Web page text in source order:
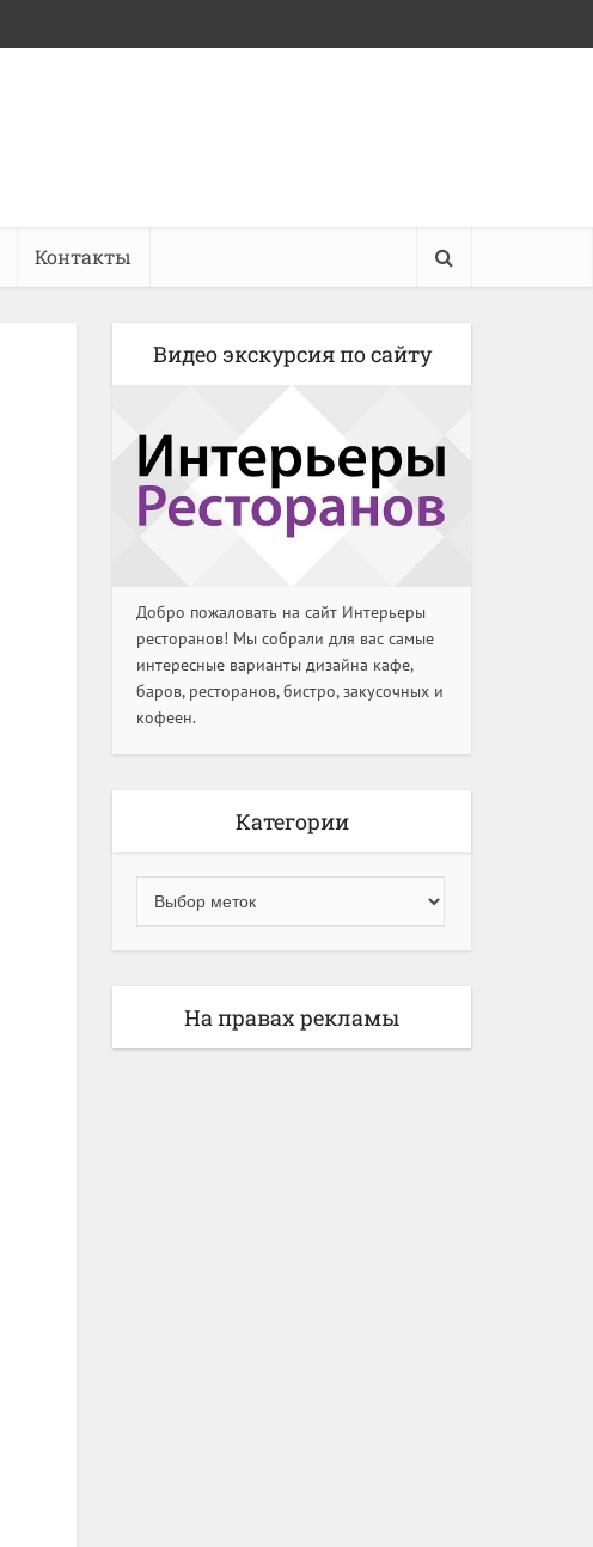
Контакты
Видео экскурсия по сайту
Добро пожаловать на сайт Интерьеры
ресторанов! Мы собрали для вас самые
интересные варианты дизайна кафе,
баров, ресторанов, бистро, закусочных и
кофеен.
Категории
На правах рекламы